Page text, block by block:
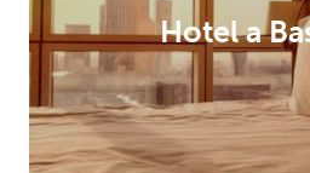
Hotel a